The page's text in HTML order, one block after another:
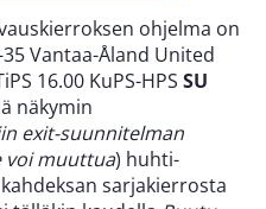
ohjelma on
35 Vantaa-Åland United
16.00 KuPS-HPS SU
näkymin
exit-suunnitelman
voi muuttua) huhti-
sarjakierrosta